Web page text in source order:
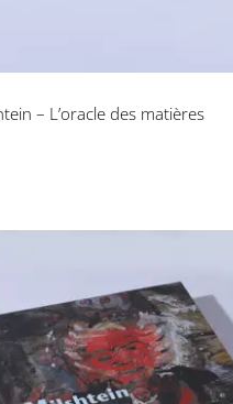
– L’oracle des matières